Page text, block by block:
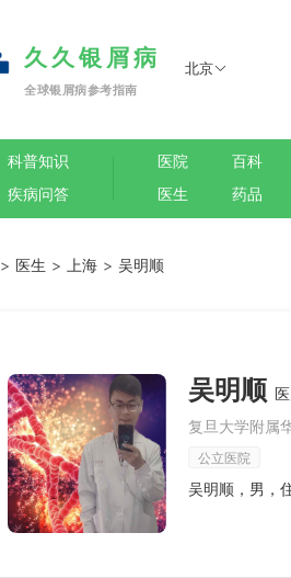
久久银屑病
全球银屑病参考指南
北京
科普知识
疾病问答
医院
医生
百科
药品
> 医生 > 上海 > 吴明顺
吴明顺
复旦大学附属
公立医院
吴明顺，男，